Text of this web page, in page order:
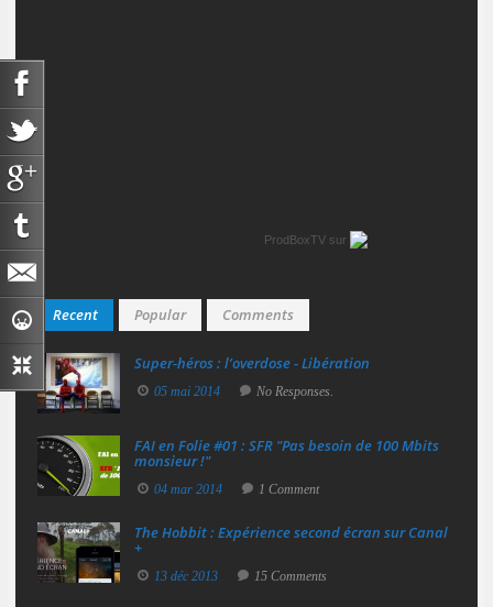
ProdBoxTV sur
Recent Popular Comments
Super‑héros : l’overdose - Libération
05 mai 2014 No Responses.
FAI en Folie #01 : SFR "Pas besoin de 100 Mbits
monsieur !"
04 mar 2014 1 Comment
The Hobbit : Expérience second écran sur Canal
+
13 déc 2013 15 Comments